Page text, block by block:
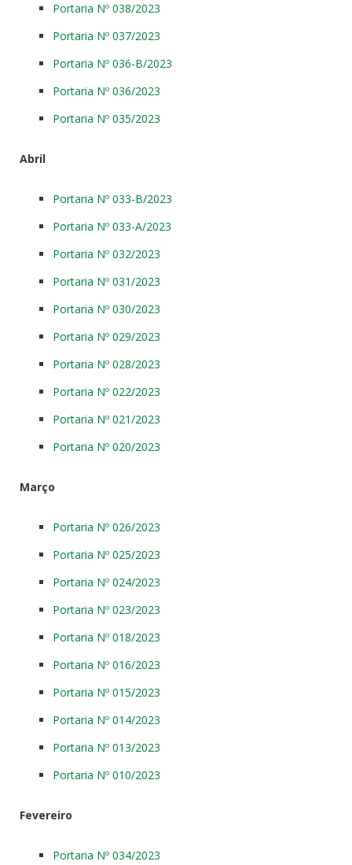
Portaria Nº 038/2023
Portaria Nº 037/2023
Portaria Nº 036-B/2023
Portaria Nº 036/2023
Portaria Nº 035/2023
Abril
Portaria Nº 033-B/2023
Portaria Nº 033-A/2023
Portaria Nº 032/2023
Portaria Nº 031/2023
Portaria Nº 030/2023
Portaria Nº 029/2023
Portaria Nº 028/2023
Portaria Nº 022/2023
Portaria Nº 021/2023
Portaria Nº 020/2023
Março
Portaria Nº 026/2023
Portaria Nº 025/2023
Portaria Nº 024/2023
Portaria Nº 023/2023
Portaria Nº 018/2023
Portaria Nº 016/2023
Portaria Nº 015/2023
Portaria Nº 014/2023
Portaria Nº 013/2023
Portaria Nº 010/2023
Fevereiro
Portaria Nº 034/2023